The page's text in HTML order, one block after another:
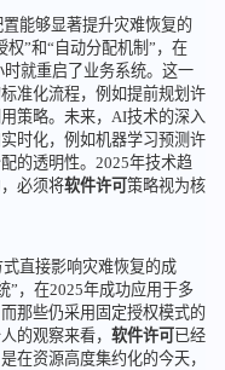
能够显著提升灾难恢复的
”和“自动分配机制”，在
就重启了业务系统。这一
准化流程，例如提前规划许
策略。未来，AI技术的深入
时化，例如机器学习预测许
的透明性。2025年技术趋
必须将软件许可策略视为核
式直接影响灾难恢复的成
”，在2025年成功应用于多
那些仍采用固定授权模式的
的观察来看， 软件许可 已经
在资源高度集约化的今天，